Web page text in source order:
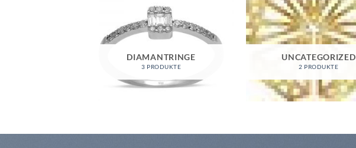
DIAMANTRINGE
3 PRODUKTE
UNCATEGORIZED
2 PRODUKTE